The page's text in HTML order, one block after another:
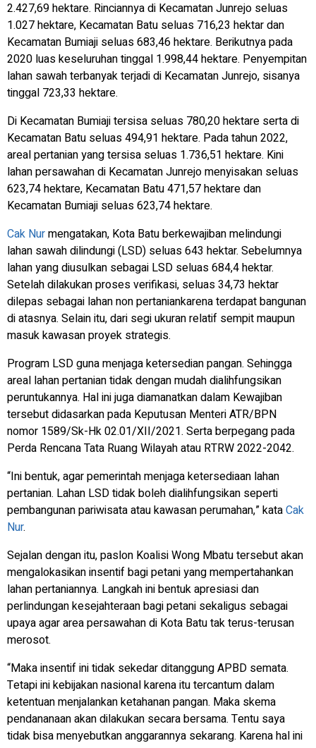
2.427,69 hektare. Rinciannya di Kecamatan Junrejo seluas
1.027 hektare, Kecamatan Batu seluas 716,23 hektar dan
Kecamatan Bumiaji seluas 683,46 hektare. Berikutnya pada
2020 luas keseluruhan tinggal 1.998,44 hektare. Penyempitan
lahan sawah terbanyak terjadi di Kecamatan Junrejo, sisanya
tinggal 723,33 hektare.
Di Kecamatan Bumiaji tersisa seluas 780,20 hektare serta di
Kecamatan Batu seluas 494,91 hektare. Pada tahun 2022,
areal pertanian yang tersisa seluas 1.736,51 hektare. Kini
lahan persawahan di Kecamatan Junrejo menyisakan seluas
623,74 hektare, Kecamatan Batu 471,57 hektare dan
Kecamatan Bumiaji seluas 623,74 hektare.
Cak Nurmengatakan, Kota Batu berkewajiban melindungi
lahan sawah dilindungi (LSD) seluas 643 hektar. Sebelumnya
lahan yang diusulkan sebagai LSD seluas 684,4 hektar.
Setelah dilakukan proses verifikasi, seluas 34,73 hektar
dilepas sebagai lahan non pertaniankarena terdapat bangunan
di atasnya. Selain itu, dari segi ukuran relatif sempit maupun
masuk kawasan proyek strategis.
Program LSD guna menjaga ketersedian pangan. Sehingga
areal lahan pertanian tidak dengan mudah dialihfungsikan
peruntukannya. Hal ini juga diamanatkan dalam Kewajiban
tersebut didasarkan pada Keputusan Menteri ATR/BPN
nomor 1589/Sk-Hk 02.01/XII/2021. Serta berpegang pada
Perda Rencana Tata Ruang Wilayah atau RTRW 2022-2042.
“Ini bentuk, agar pemerintah menjaga ketersediaan lahan
pertanian. Lahan LSD tidak boleh dialihfungsikan seperti
pembangunan pariwisata atau kawasan perumahan,” kataCak
Nur.
Sejalan dengan itu, paslon Koalisi Wong Mbatu tersebut akan
mengalokasikan insentif bagi petani yang mempertahankan
lahan pertaniannya. Langkah ini bentuk apresiasi dan
perlindungan kesejahteraan bagi petani sekaligus sebagai
upaya agar area persawahan di Kota Batu tak terus-terusan
merosot.
“Maka insentif ini tidak sekedar ditanggung APBD semata.
Tetapi ini kebijakan nasional karena itu tercantum dalam
ketentuan menjalankan ketahanan pangan. Maka skema
pendananaan akan dilakukan secara bersama. Tentu saya
tidak bisa menyebutkan anggarannya sekarang. Karena hal ini